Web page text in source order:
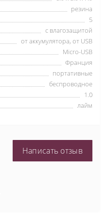
резина
5
с влагозащитой
от аккумулятора, от USB
Micro-USB
Франция
портативные
беспроводное
1.0
лайм
Написать отзыв